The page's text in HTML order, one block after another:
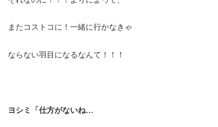
またコストコに！一緒に行かなきゃ
ならない羽目になるなんて！！！
ヨシミ「仕方がないね…